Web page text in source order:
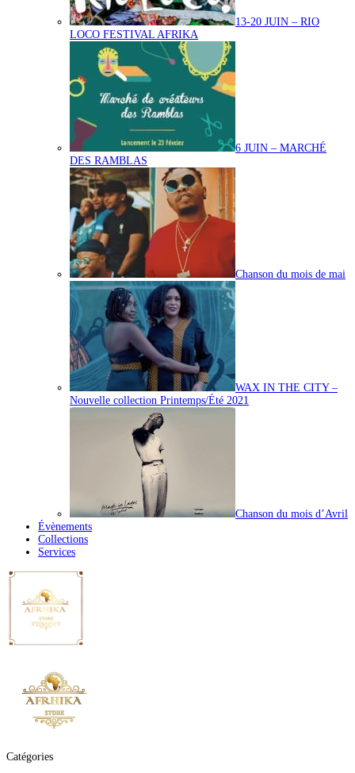
13-20 JUIN – RIO
LOCO FESTIVAL AFRIKA
6 JUIN – MARCHÉ
DES RAMBLAS
Chanson du mois de mai
WAX IN THE CITY –
Nouvelle collection Printemps/Été 2021
Chanson du mois d’Avril
Évènements
Collections
Services
Catégories